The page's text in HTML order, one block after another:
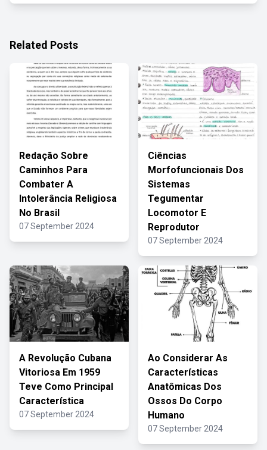
Related Posts
Redação Sobre
Caminhos Para
Combater A
Intolerância Religiosa
No Brasil
07 September 2024
Ciências
Morfofuncionais Dos
Sistemas
Tegumentar
Locomotor E
Reprodutor
07 September 2024
A Revolução Cubana
Vitoriosa Em 1959
Teve Como Principal
Característica
07 September 2024
Ao Considerar As
Características
Anatômicas Dos
Ossos Do Corpo
Humano
07 September 2024